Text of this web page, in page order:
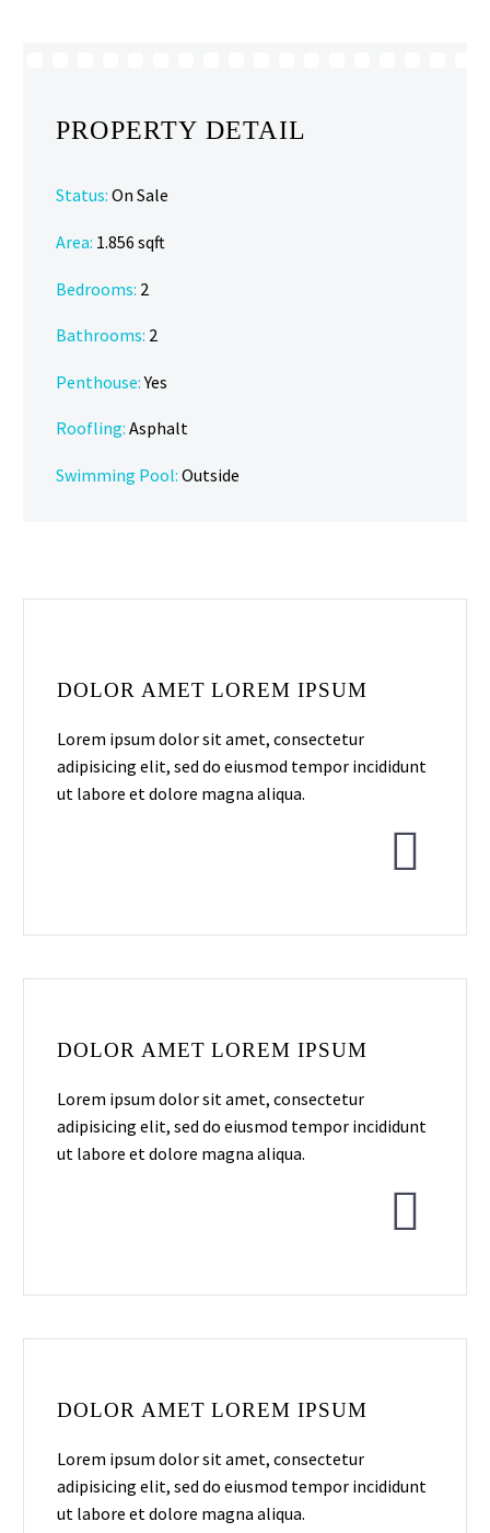
PROPERTY DETAIL
Status: On Sale
Area: 1.856 sqft
Bedrooms: 2
Bathrooms: 2
Penthouse:Yes
Roofling: Asphalt
Swimming Pool: Outside
DOLOR AMET LOREM IPSUM
Lorem ipsum dolor sit amet, consectetur
adipisicing elit, sed do eiusmod tempor incididunt
ut labore et dolore magna aliqua.


DOLOR AMET LOREM IPSUM
Lorem ipsum dolor sit amet, consectetur
adipisicing elit, sed do eiusmod tempor incididunt
ut labore et dolore magna aliqua.


DOLOR AMET LOREM IPSUM
Lorem ipsum dolor sit amet, consectetur
adipisicing elit, sed do eiusmod tempor incididunt
ut labore et dolore magna aliqua.